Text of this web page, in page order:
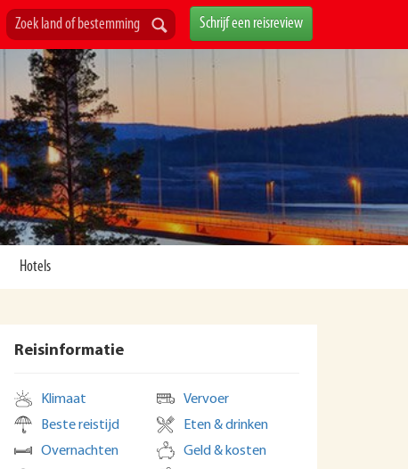
Schrijf een reisreview
Hotels
Reisinformatie
Klimaat
Beste reistijd
Overnachten
Vervoer
Eten & drinken
Geld & kosten